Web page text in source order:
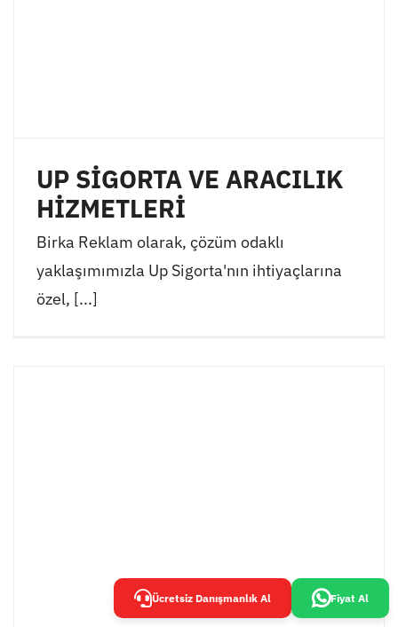
UP SİGORTA VE ARACILIK
HİZMETLERİ
Birka Reklam olarak, çözüm odaklı
yaklaşımımızla Up Sigorta'nın ihtiyaçlarına
özel, [...]
Ücretsiz Danışmanlık Al Fiyat Al